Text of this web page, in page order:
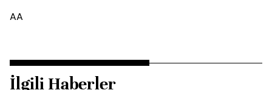
AA
İlgili Haberler